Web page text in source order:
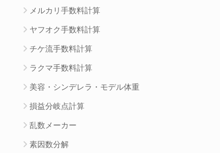
メルカリ手数料計算
ヤフオク手数料計算
チケ流手数料計算
ラクマ手数料計算
美容・シンデレラ・モデル体重
損益分岐点計算
乱数メーカー
素因数分解